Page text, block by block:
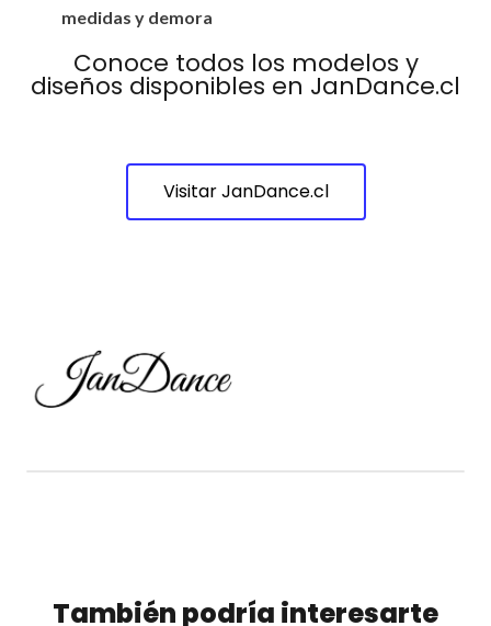
medidas y demora
Conoce todos los modelos y
diseños disponibles en JanDance.cl
Visitar JanDance.cl
También podría interesarte